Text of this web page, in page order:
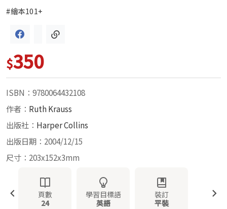
#繪本101+
$350
ISBN：9780064432108
作者： Ruth Krauss
出版社： Harper Collins
出版日期：2004/12/15
尺寸：203x152x3mm
頁數
24
學習目標語
英語
裝訂
平裝